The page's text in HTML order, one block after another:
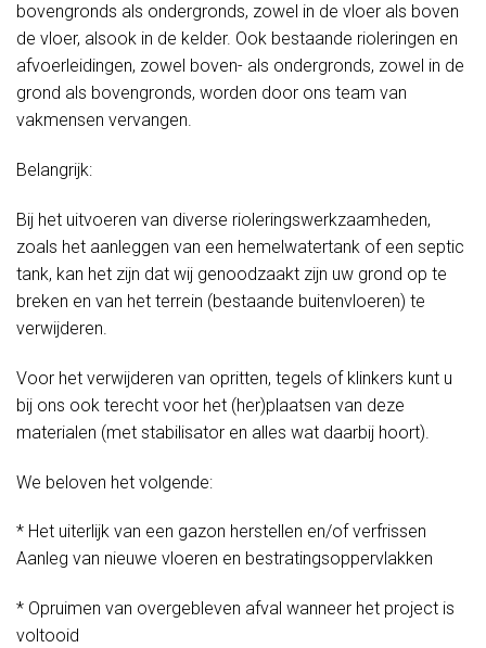
bovengronds als ondergronds, zowel in de vloer als boven
de vloer, alsook in de kelder. Ook bestaande rioleringen en
afvoerleidingen, zowel boven- als ondergronds, zowel in de
grond als bovengronds, worden door ons team van
vakmensen vervangen.
Belangrijk:
Bij het uitvoeren van diverse rioleringswerkzaamheden,
zoals het aanleggen van een hemelwatertank of een septic
tank, kan het zijn dat wij genoodzaakt zijn uw grond op te
breken en van het terrein (bestaande buitenvloeren) te
verwijderen.
Voor het verwijderen van opritten, tegels of klinkers kunt u
bij ons ook terecht voor het (her)plaatsen van deze
materialen (met stabilisator en alles wat daarbij hoort).
We beloven het volgende:
* Het uiterlijk van een gazon herstellen en/of verfrissen
Aanleg van nieuwe vloeren en bestratingsoppervlakken
* Opruimen van overgebleven afval wanneer het project is
voltooid